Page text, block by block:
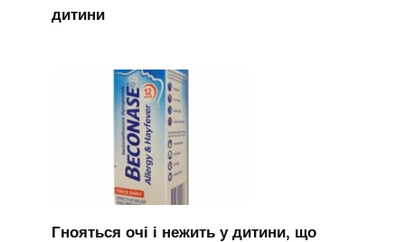
дитини
Гнояться очі і нежить у дитини, що